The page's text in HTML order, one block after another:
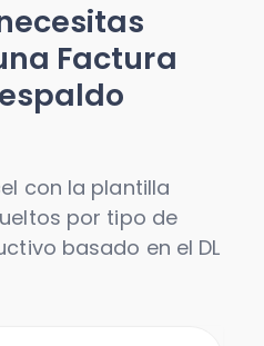
Factura
con la plantilla
por tipo de
basado en el DL